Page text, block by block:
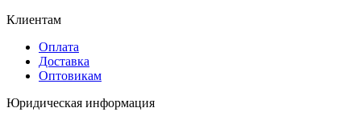
Клиентам
Оплата
Доставка
Оптовикам
Юридическая информация